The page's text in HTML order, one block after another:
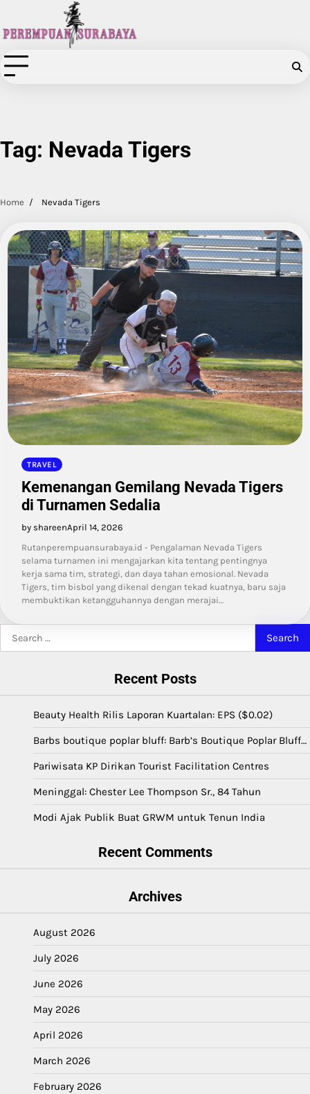
content
Tag: Nevada Tigers
Home Nevada Tigers
TRAVEL
Kemenangan Gemilang Nevada Tigers
di Turnamen Sedalia
by shareenApril 14, 2026
Rutanperempuansurabaya.id - Pengalaman Nevada Tigers
selama turnamen ini mengajarkan kita tentang pentingnya
kerja sama tim, strategi, dan daya tahan emosional. Nevada
Tigers, tim bisbol yang dikenal dengan tekad kuatnya, baru saja
membuktikan ketangguhannya dengan merajai…
for:
Recent Posts
Beauty Health Rilis Laporan Kuartalan: EPS ($0.02)
Barbs boutique poplar bluff: Barb’s Boutique Poplar Bluff…
Pariwisata KP Dirikan Tourist Facilitation Centres
Meninggal: Chester Lee Thompson Sr., 84 Tahun
Modi Ajak Publik Buat GRWM untuk Tenun India
Recent Comments
Archives
August 2026
July 2026
June 2026
May 2026
April 2026
March 2026
February 2026